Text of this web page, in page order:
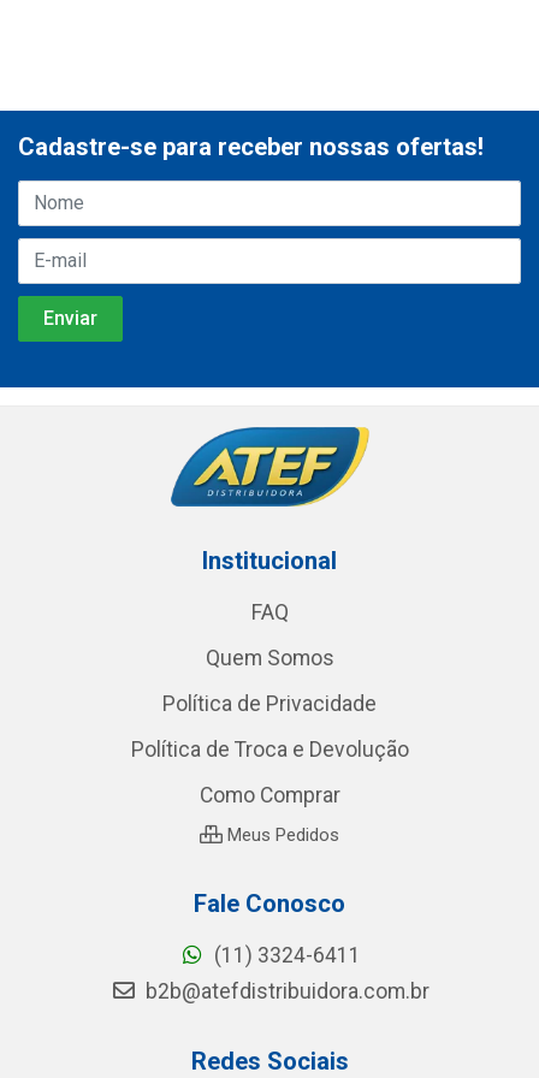
Cadastre-se para receber nossas ofertas!
Institucional
FAQ
Quem Somos
Política de Privacidade
Política de Troca e Devolução
Como Comprar
Meus Pedidos
Fale Conosco
(11) 3324-6411
b2b@atefdistribuidora.com.br
Redes Sociais